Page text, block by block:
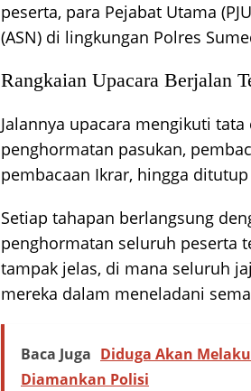
peserta, para Pejabat Utama
(ASN) di lingkungan Polres
Rangkaian Upacara Berjalan
Jalannya upacara mengikuti
penghormatan pasukan,
pembacaan Ikrar, hingga
Setiap tahapan berlangsung
penghormatan seluruh peserta
tampak jelas, di mana seluruh
mereka dalam meneladani
Baca Juga Diduga Akan
Diamankan Polisi